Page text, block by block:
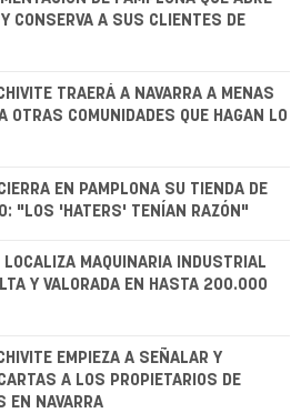
CONSERVA A SUS CLIENTES DE
TRAERÁ A NAVARRA A MENAS
OTRAS COMUNIDADES QUE HAGAN LO
EN PAMPLONA SU TIENDA DE
"LOS 'HATERS' TENÍAN RAZÓN"
LOCALIZA MAQUINARIA INDUSTRIAL
Y VALORADA EN HASTA 200.000
EMPIEZA A SEÑALAR Y
A LOS PROPIETARIOS DE
EN NAVARRA